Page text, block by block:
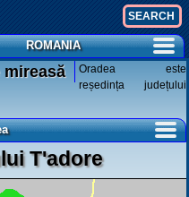
ROMANIA
Oradea este
reședința județului
T'adore